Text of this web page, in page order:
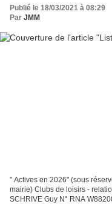
Publié le 18/03/2021 à 08:29
Par JMM
" Actives en 2026" (sous
mairie) Clubs de loisirs -
SCHRIVE Guy N° RNA